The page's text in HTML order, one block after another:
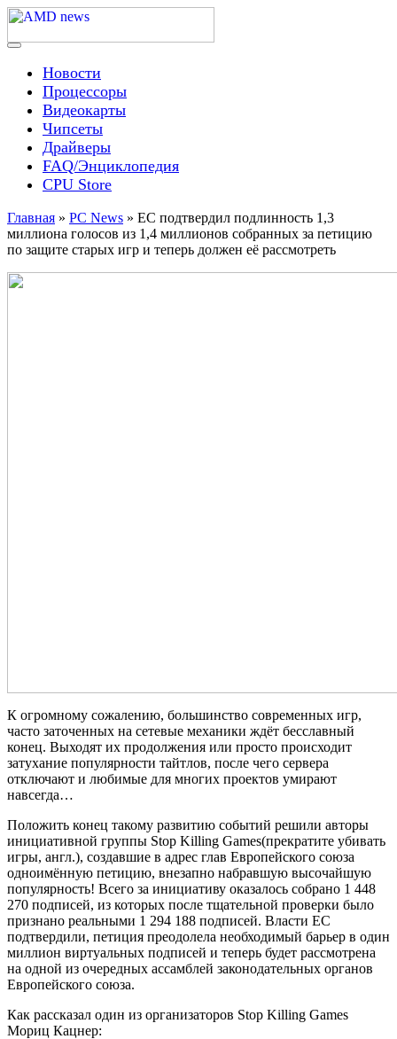
Skip
content
AMD news
Menu
Новости
Процессоры
Видеокарты
Чипсеты
Драйверы
FAQ/Энциклопедия
CPU Store
Главная » PC News » ЕС подтвердил подлинность 1,3
миллиона голосов из 1,4 миллионов собранных за петицию
по защите старых игр и теперь должен её рассмотреть
К огромному сожалению, большинство современных игр,
часто заточенных на сетевые механики ждёт бесславный
конец. Выходят их продолжения или просто происходит
затухание популярности тайтлов, после чего сервера
отключают и любимые для многих проектов умирают
навсегда…
Положить конец такому развитию событий решили авторы
инициативной группы Stop Killing Games(прекратите убивать
игры, англ.), создавшие в адрес глав Европейского союза
одноимённую петицию, внезапно набравшую высочайшую
популярность! Всего за инициативу оказалось собрано 1 448
270 подписей, из которых после тщательной проверки было
признано реальными 1 294 188 подписей. Власти ЕС
подтвердили, петиция преодолела необходимый барьер в один
миллион виртуальных подписей и теперь будет рассмотрена
на одной из очередных ассамблей законодательных органов
Европейского союза.
Как рассказал один из организаторов Stop Killing Games
Мориц Кацнер: